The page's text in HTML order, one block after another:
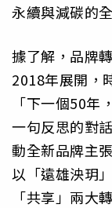
永續與減碳的
據了解，品牌
2018年展開，
「下一個50年
一句反思的對
動全新品牌主
以「遠雄泱玥
「共享」兩大